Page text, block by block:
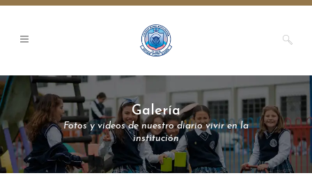
Galería
Fotos y videos de nuestro diario vivir en la
institución